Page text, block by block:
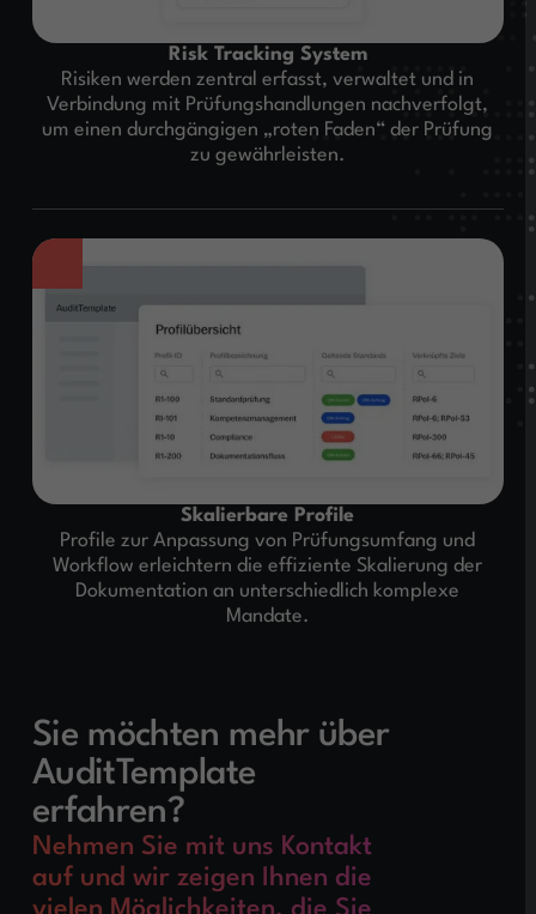
Risk Tracking System
Risiken werden zentral erfasst, verwaltet und in
Verbindung mit Prüfungshandlungen nachverfolgt,
um einen durchgängigen „roten Faden“ der Prüfung
zu gewährleisten.
Skalierbare Profile
Profile zur Anpassung von Prüfungsumfang und
Workflow erleichtern die effiziente Skalierung der
Dokumentation an unterschiedlich komplexe
Mandate.
Sie möchten mehr über
AuditTemplate
erfahren?
Nehmen Sie mit uns Kontakt
auf und wir zeigen Ihnen die